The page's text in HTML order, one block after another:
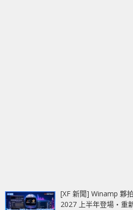
[XF 新聞] Winamp 夥
2027 上半年登場‧重